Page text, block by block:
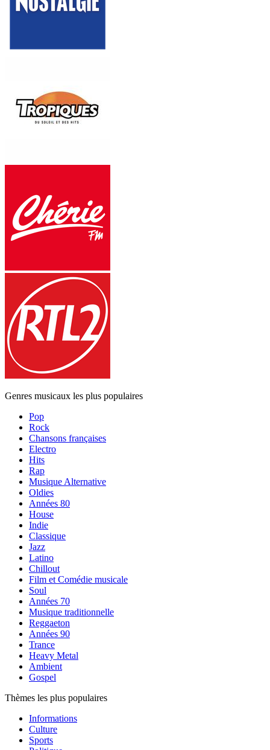
Genres musicaux les plus populaires
Pop
Rock
Chansons françaises
Electro
Hits
Rap
Musique Alternative
Oldies
Années 80
House
Indie
Classique
Jazz
Latino
Chillout
Film et Comédie musicale
Soul
Années 70
Musique traditionnelle
Reggaeton
Années 90
Trance
Heavy Metal
Ambient
Gospel
Thèmes les plus populaires
Informations
Culture
Sports